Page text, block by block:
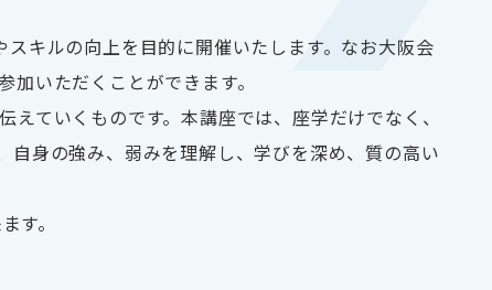
キルの向上を目的に開催いたします。なお大阪会
いただくことができます。
ていくものです。本講座では、座学だけでなく、
身の強み、弱みを理解し、学びを深め、質の高い
す。